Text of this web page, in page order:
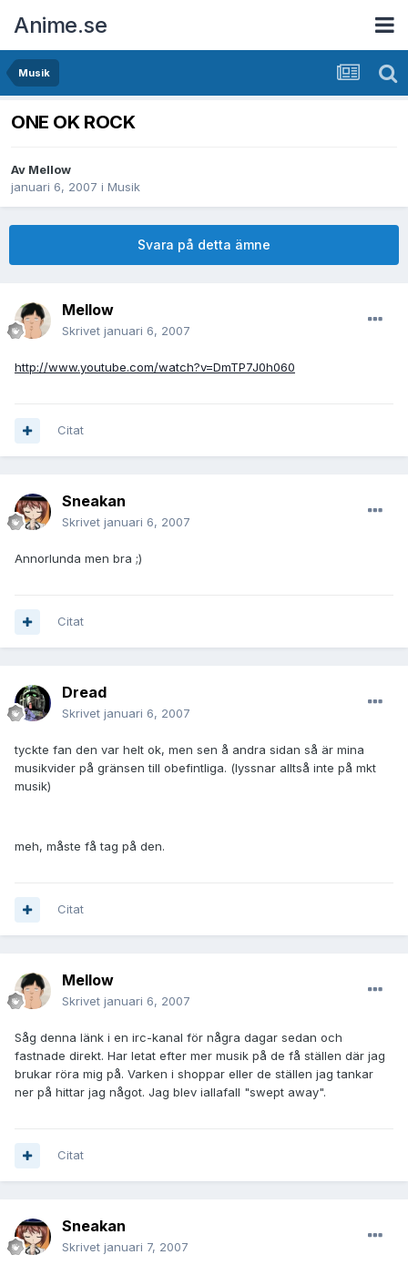
Anime.se
Musik
ONE OK ROCK
Av Mellow
januari 6, 2007 i Musik
Svara på detta ämne
Mellow
Skrivet januari 6, 2007
http://www.youtube.com/watch?v=DmTP7J0h060
Citat
Sneakan
Skrivet januari 6, 2007
Annorlunda men bra ;)
Citat
Dread
Skrivet januari 6, 2007
tyckte fan den var helt ok, men sen å andra sidan så är mina
musikvider på gränsen till obefintliga. (lyssnar alltså inte på mkt
musik)
meh, måste få tag på den.
Citat
Mellow
Skrivet januari 6, 2007
Såg denna länk i en irc-kanal för några dagar sedan och
fastnade direkt. Har letat efter mer musik på de få ställen där jag
brukar röra mig på. Varken i shoppar eller de ställen jag tankar
ner på hittar jag något. Jag blev iallafall "swept away".
Citat
Sneakan
Skrivet januari 7, 2007